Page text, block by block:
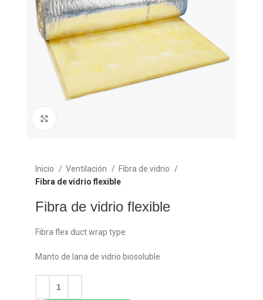
Inicio Ventilación
Fibra de vidrio
Fibra de vidrio flexible
Fibra de vidrio flexible
Fibra flex duct wrap type
Manto de lana de vidrio biosoluble